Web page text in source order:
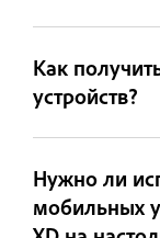
Как
устройств?
Нужно ли
мобильных